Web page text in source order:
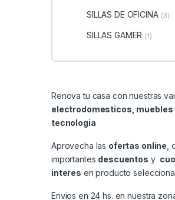
SILLAS DE OFICINA (3)
SILLAS GAMER (1)
Renova tu casa con nuestras
electrodomesticos, muebles
tecnologia
Aprovecha las ofertas online ,
importantes descuentos y
interes en producto
Envios en 24 hs. en nuestra